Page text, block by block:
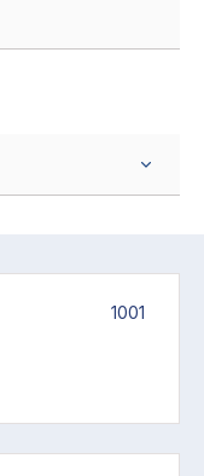
1001